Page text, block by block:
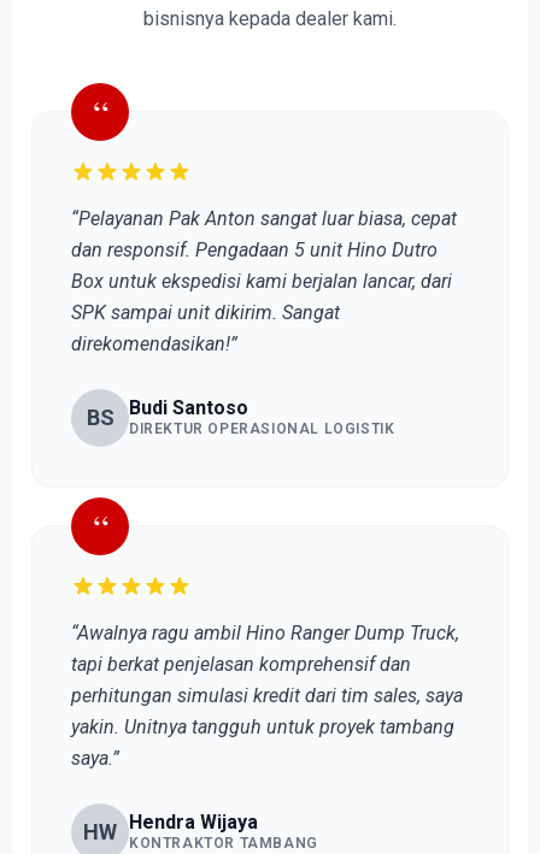
bisnisnya kepada dealer kami.
“
“Pelayanan Pak Anton sangat luar biasa, cepat
dan responsif. Pengadaan 5 unit Hino Dutro
Box untuk ekspedisi kami berjalan lancar, dari
SPK sampai unit dikirim. Sangat
direkomendasikan!”
BS Budi Santoso
DIREKTUR OPERASIONAL LOGISTIK
“
“Awalnya ragu ambil Hino Ranger Dump Truck,
tapi berkat penjelasan komprehensif dan
perhitungan simulasi kredit dari tim sales, saya
yakin. Unitnya tangguh untuk proyek tambang
saya.”
HW Hendra Wijaya
KONTRAKTOR TAMBANG